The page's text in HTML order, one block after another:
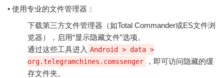
• 使用专业的文件管理器：
下载第三方文件管理器（如Total Commander或ES文件浏
览器），启用“显示隐藏文件”选项。
通过这些工具进入 Android > data >
org.telegramchines.comssenger
，即可访问隐藏的缓
存文件夹。